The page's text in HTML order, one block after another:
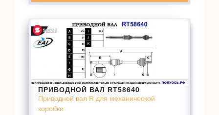
ПРИВОДНОЙ ВАЛ RT58640
Приводной вал R для механической
коробки